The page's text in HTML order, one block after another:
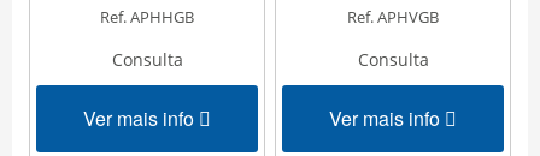
Ref. APHHGB
Consulta
Ver mais info
Ref. APHVGB
Consulta
Ver mais info